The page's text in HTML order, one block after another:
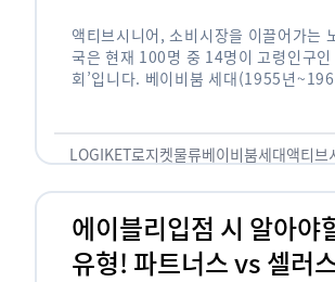
액티브시니어, 소비시장을 이끌어가는
국은 현재 100명 중 14명이 고령인구인
회’입니다. 베이비붐 세대(1955년
오고 있습니다. 하지만 사회가 늙어가
LOGIKET로지켓물류베이비붐세대액티브
에이블리입점 시 알아야
유형! 파트너스 vs 셀러